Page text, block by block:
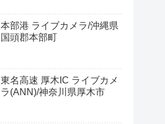
本部港 ライブカメラ/沖縄県
国頭郡本部町
東名高速 厚木IC ライブカメ
ラ(ANN)/神奈川県厚木市